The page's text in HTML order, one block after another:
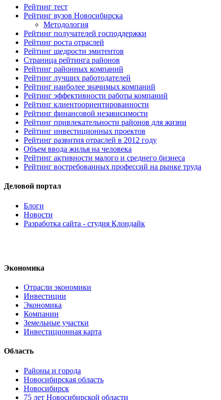
Рейтинг тест
Рейтинг вузов Новосибирска
Методология
Рейтинг получателей господдержки
Рейтинг роста отраслей
Рейтинг щедрости эмитентов
Страница рейтинга районов
Рейтинг районных компаний
Рейтинг лучших работодателей
Рейтинг наиболее значимых компаний
Рейтинг эффективности работы компаний
Рейтинг клиентоориентированности
Рейтинг финансовой независимости
Рейтинг привлекательности районов для жизни
Рейтинг инвестиционных проектов
Рейтинг развития отраслей в 2012 году
Объем ввода жилья на человека
Рейтинг активности малого и среднего бизнеса
Рейтинг востребованных профессий на рынке труда
Деловой портал
Блоги
Новости
Разработка сайта - студия Клондайк
Экономика
Отрасли экономики
Инвестиции
Экономика
Компании
Земельные участки
Инвестиционная карта
Область
Районы и города
Новосибирская область
Новосибирск
75 лет Новосибирской области